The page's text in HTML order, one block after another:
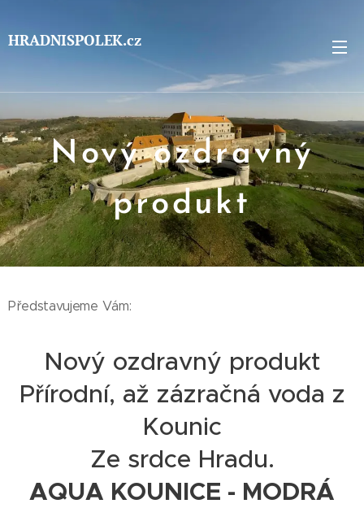
HRADNISPOLEK.cz
Nový ozdravný
produkt
Představujeme Vám:
Nový ozdravný produkt
Přírodní, až zázračná voda z
Kounic
Ze srdce Hradu.
AQUA KOUNICE - MODRÁ